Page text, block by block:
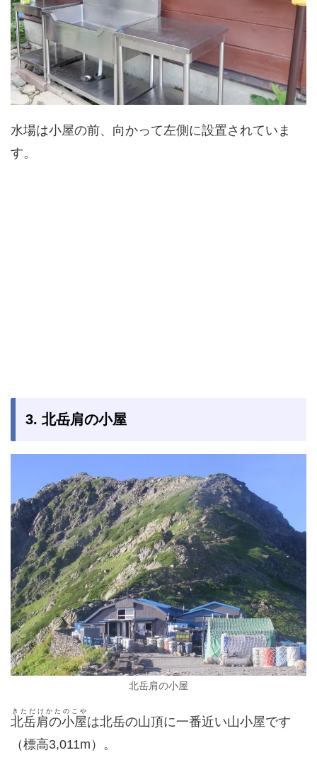
水場は小屋の前、向かって左側に設置されていま
す。
3. 北岳肩の小屋
北岳肩の小屋
北岳肩の小屋
きただけかたのこや
は北岳の山頂に一番近い山小屋です
（標高3,011m）。